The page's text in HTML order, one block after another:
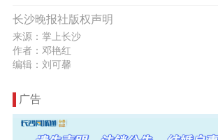
长沙晚报社版权声明
来源：掌上长沙
作者：邓艳红
编辑：刘可馨
广告